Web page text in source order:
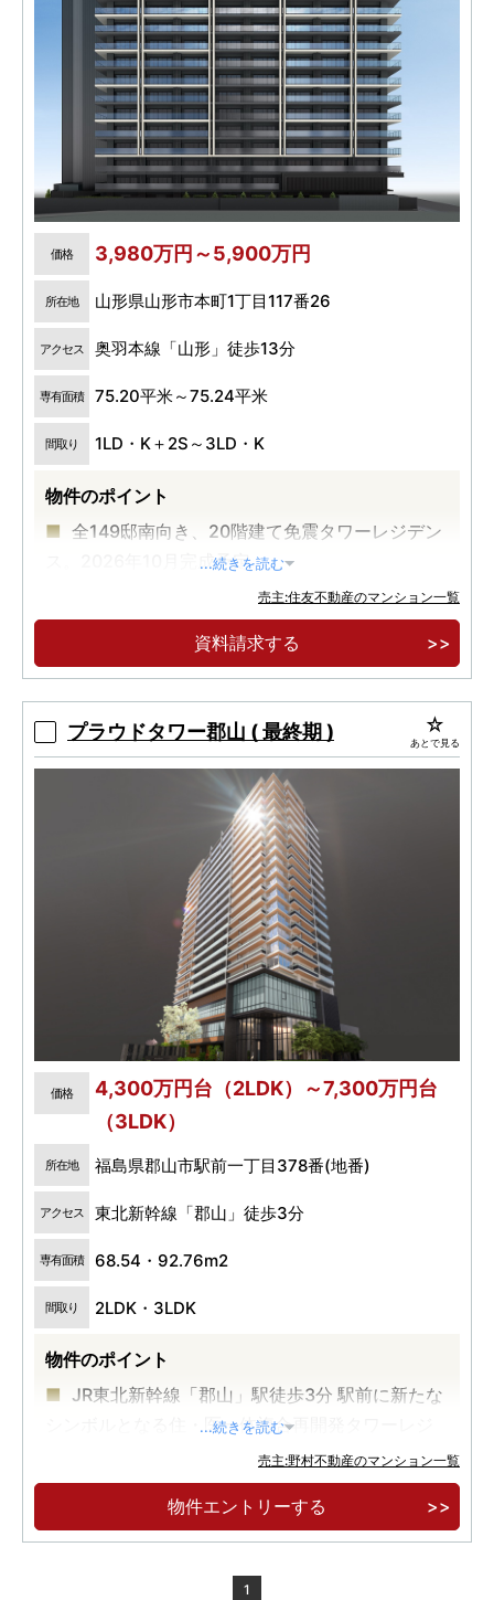
価格 3,980万円～5,900万円
所在地 山形県山形市本町1丁目117番26
アクセス 奥羽本線「山形」徒歩13分
専有面積 75.20平米～75.24平米
間取り 1LD・K＋2S～3LD・K
物件のポイント
全149邸南向き、20階建て免震タワーレジデン
ス。2026年10月完成予定。
山形市の中心・七日町大通り。教育・医療・公
共・官庁エリアに囲まれた、暮らしやすいまち
用。風雨から愛車を守るタワーパーキングで駐車
場100％確保。
...続きを読む
売主:住友不動産のマンション一覧
資料請求する
プラウドタワー郡山 ( 最終期 ) あとで見る
価格
4,300万円台（2LDK）～7,300万円台
（3LDK）
所在地 福島県郡山市駅前一丁目378番(地番)
アクセス 東北新幹線「郡山」徒歩3分
専有面積 68.54・92.76m2
間取り 2LDK・3LDK
物件のポイント
JR東北新幹線「郡山」駅徒歩3分 駅前に新たな
シンボルとなる住・医一体複合再開発タワーレジ
全157邸・21階建タワーレジデンス スカイラウ
ンジ・ブックラウンジなど充実な共用空間採用
「寿泉堂綜合病院」徒歩２分など充実した生活利
...続きを読む
売主:野村不動産のマンション一覧
物件エントリーする
1